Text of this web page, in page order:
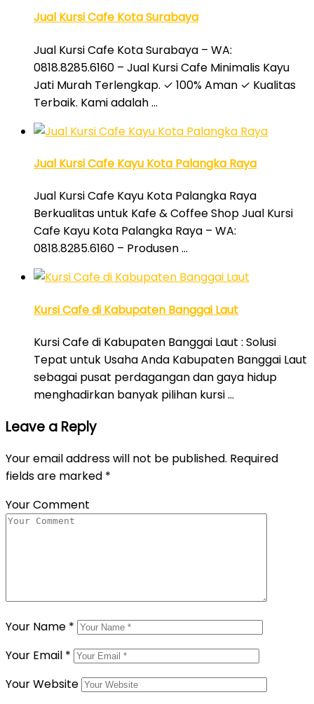
Jual Kursi Cafe Kota Surabaya
Jual Kursi Cafe Kota Surabaya – WA:
0818.8285.6160 – Jual Kursi Cafe Minimalis Kayu
Jati Murah Terlengkap. ✓ 100% Aman ✓ Kualitas
Terbaik. Kami adalah …
Jual Kursi Cafe Kayu Kota Palangka Raya
Jual Kursi Cafe Kayu Kota Palangka Raya
Berkualitas untuk Kafe & Coffee Shop Jual Kursi
Cafe Kayu Kota Palangka Raya – WA:
0818.8285.6160 – Produsen …
Kursi Cafe di Kabupaten Banggai Laut
Kursi Cafe di Kabupaten Banggai Laut : Solusi
Tepat untuk Usaha Anda Kabupaten Banggai Laut
sebagai pusat perdagangan dan gaya hidup
menghadirkan banyak pilihan kursi …
Leave a Reply
Your email address will not be published. Required
fields are marked *
Your Comment
Your Name *
Your Email *
Your Website